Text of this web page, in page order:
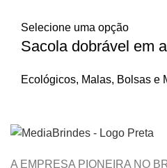
Selecione uma opção
Sacola dobrável em
Ecológicos, Malas, Bolsas e
A EMPRESA PIONEIRA NO